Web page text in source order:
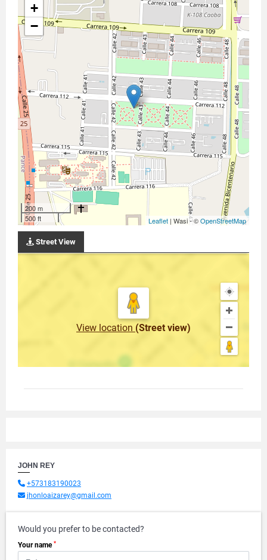
+
−
200 m
500 ft
Leaflet | Wasi - ©OpenStreetMap
Street View
View location (Street view)
JOHN REY
+573183190023
jhonloaizarey@gmail.com
Would you prefer to be contacted?
Your name *